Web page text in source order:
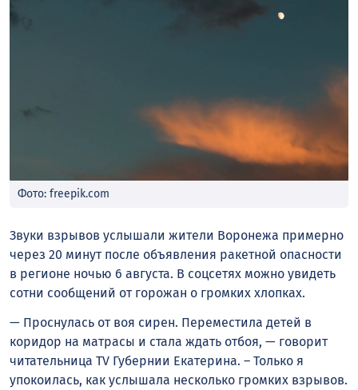
Фото: freepik.com
Звуки взрывов услышали жители Воронежа примерно
через 20 минут после объявления ракетной опасности
в регионе ночью 6 августа. В соцсетях можно увидеть
сотни сообщений от горожан о громких хлопках.
— Проснулась от воя сирен. Переместила детей в
коридор на матрасы и стала ждать отбоя, — говорит
читательница TV Губернии Екатерина. – Только я
упокоилась, как услышала несколько громких взрывов.